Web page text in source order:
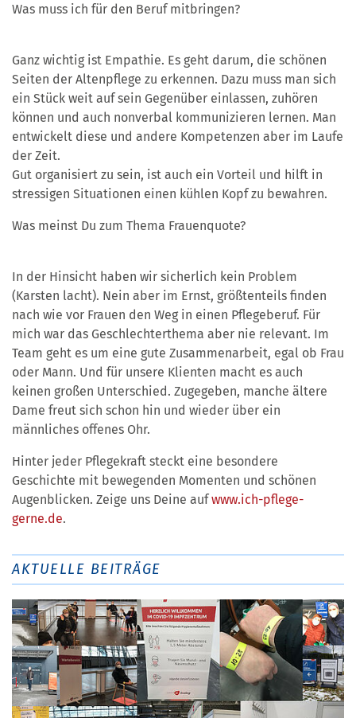
Was muss ich für den Beruf mitbringen?
Ganz wichtig ist Empathie. Es geht darum, die schönen
Seiten der Altenpflege zu erkennen. Dazu muss man sich
ein Stück weit auf sein Gegenüber einlassen, zuhören
können und auch nonverbal kommunizieren lernen. Man
entwickelt diese und andere Kompetenzen aber im Laufe
der Zeit.
Gut organisiert zu sein, ist auch ein Vorteil und hilft in
stressigen Situationen einen kühlen Kopf zu bewahren.
Was meinst Du zum Thema Frauenquote?
In der Hinsicht haben wir sicherlich kein Problem
(Karsten lacht). Nein aber im Ernst, größtenteils finden
nach wie vor Frauen den Weg in einen Pflegeberuf. Für
mich war das Geschlechterthema aber nie relevant. Im
Team geht es um eine gute Zusammenarbeit, egal ob Frau
oder Mann. Und für unsere Klienten macht es auch
keinen großen Unterschied. Zugegeben, manche ältere
Dame freut sich schon hin und wieder über ein
männliches offenes Ohr.
Hinter jeder Pflegekraft steckt eine besondere
Geschichte mit bewegenden Momenten und schönen
Augenblicken. Zeige uns Deine aufwww.ich-pflege-
gerne.de.
AKTUELLE BEITRÄGE